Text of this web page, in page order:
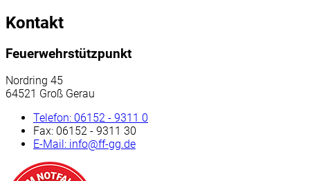
Kontakt
Feuerwehrstützpunkt
Nordring 45
64521 Groß Gerau
Telefon: 06152 - 9311 0
Fax: 06152 - 9311 30
E-Mail: info@ff-gg.de